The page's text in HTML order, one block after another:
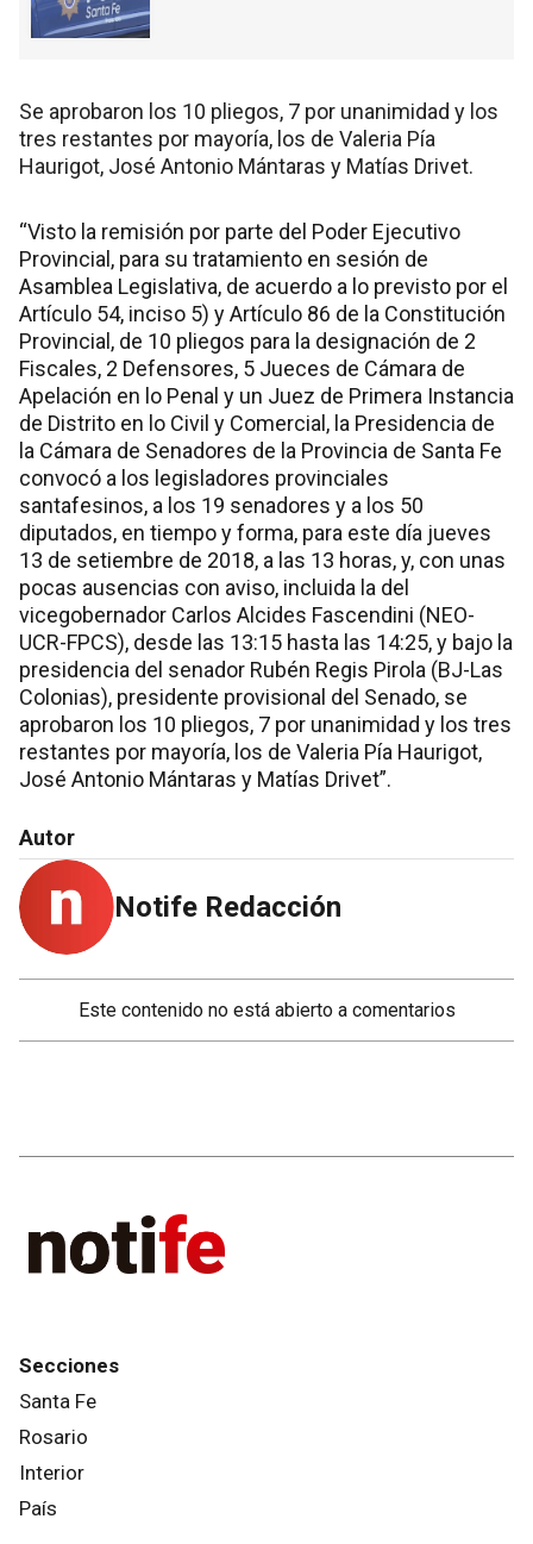
Se aprobaron los 10 pliegos, 7 por unanimidad y los
tres restantes por mayoría, los de Valeria Pía
Haurigot, José Antonio Mántaras y Matías Drivet.
“Visto la remisión por parte del Poder Ejecutivo
Provincial, para su tratamiento en sesión de
Asamblea Legislativa, de acuerdo a lo previsto por el
Artículo 54, inciso 5) y Artículo 86 de la Constitución
Provincial, de 10 pliegos para la designación de 2
Fiscales, 2 Defensores, 5 Jueces de Cámara de
Apelación en lo Penal y un Juez de Primera Instancia
de Distrito en lo Civil y Comercial, la Presidencia de
la Cámara de Senadores de la Provincia de Santa Fe
convocó a los legisladores provinciales
santafesinos, a los 19 senadores y a los 50
diputados, en tiempo y forma, para este día jueves
13 de setiembre de 2018, a las 13 horas, y, con unas
pocas ausencias con aviso, incluida la del
vicegobernador Carlos Alcides Fascendini (NEO-
UCR-FPCS), desde las 13:15 hasta las 14:25, y bajo la
presidencia del senador Rubén Regis Pirola (BJ-Las
Colonias), presidente provisional del Senado, se
aprobaron los 10 pliegos, 7 por unanimidad y los tres
restantes por mayoría, los de Valeria Pía Haurigot,
José Antonio Mántaras y Matías Drivet”.
Autor
Notife Redacción
Este contenido no está abierto a comentarios
Secciones
Santa Fe
Rosario
Interior
País